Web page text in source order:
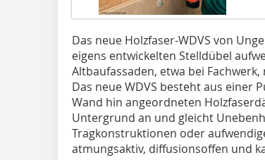
Das neue Holzfaser-WDVS von
eigens entwickelten Stelldübel
Altbaufassaden, etwa bei
Das neue WDVS besteht aus einer
Wand hin angeordneten
Untergrund an und gleicht
Tragkonstruktionen oder
atmungsaktiv, diffusionsoffen und